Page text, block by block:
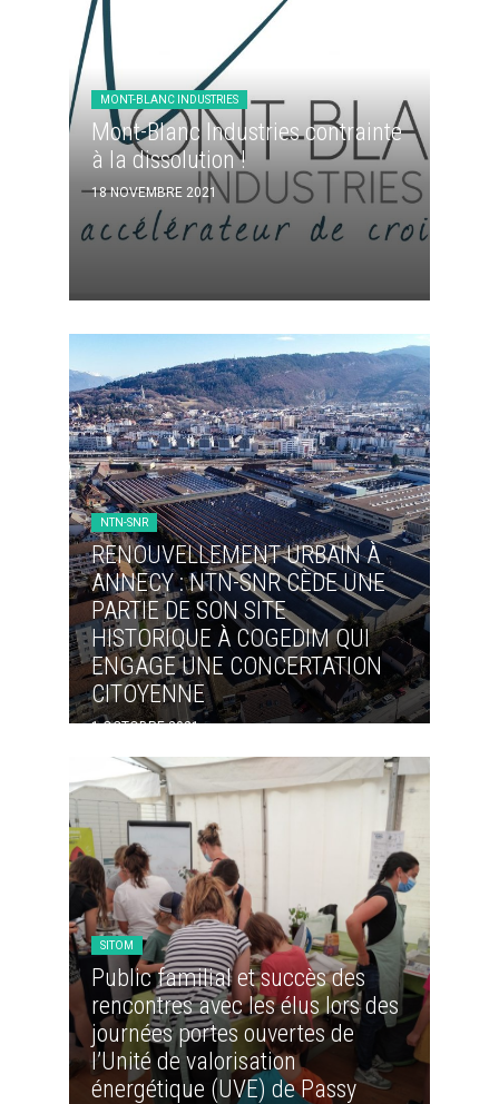
MONT-BLANC INDUSTRIES
Mont-Blanc Industries contrainte
à la dissolution !
18 NOVEMBRE 2021
NTN-SNR
RENOUVELLEMENT URBAIN À
ANNECY : NTN-SNR CÈDE UNE
PARTIE DE SON SITE
HISTORIQUE À COGEDIM QUI
ENGAGE UNE CONCERTATION
CITOYENNE
1 OCTOBRE 2021
SITOM
Public familial et succès des
rencontres avec les élus lors des
journées portes ouvertes de
l’Unité de valorisation
énergétique (UVE) de Passy